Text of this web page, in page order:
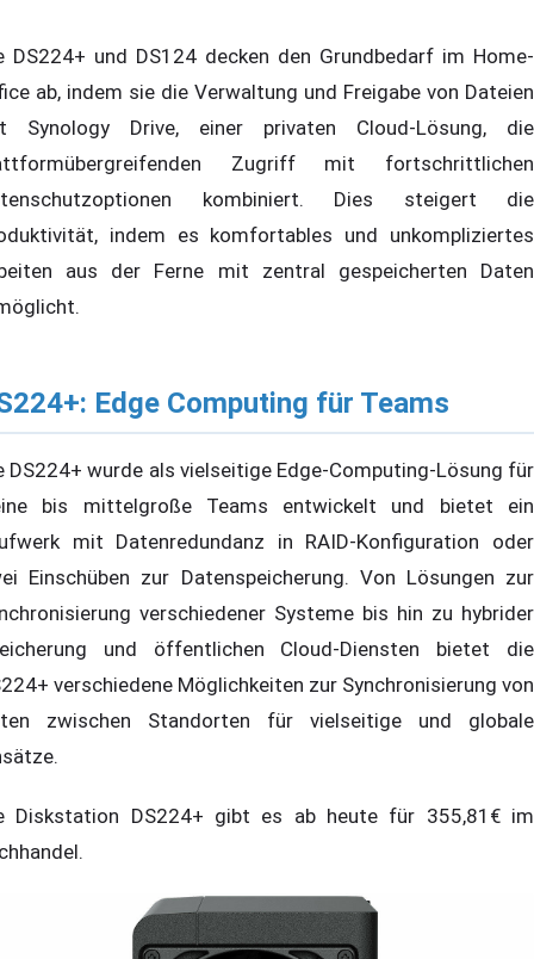
DS224+ und DS124 decken den Grundbedarf im Home-
ab, indem sie die Verwaltung und Freigabe von Dateien
Synology Drive, einer privaten Cloud-Lösung, die
Zugriff mit fortschrittlichen
kombiniert. Dies steigert die
indem es komfortables und unkompliziertes
aus der Ferne mit zentral gespeicherten Daten
Edge Computing für Teams
DS224+ wurde als vielseitige Edge-Computing-Lösung für
bis mittelgroße Teams entwickelt und bietet ein
mit Datenredundanz in RAID-Konfiguration oder
Einschüben zur Datenspeicherung. Von Lösungen zur
verschiedener Systeme bis hin zu hybrider
und öffentlichen Cloud-Diensten bietet die
verschiedene Möglichkeiten zur Synchronisierung von
zwischen Standorten für vielseitige und globale
Diskstation DS224+ gibt es ab heute für 355,81€ im